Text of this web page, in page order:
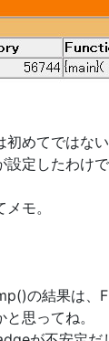
めてではない
定したわけ
モ。
の結果は、
思ってね。